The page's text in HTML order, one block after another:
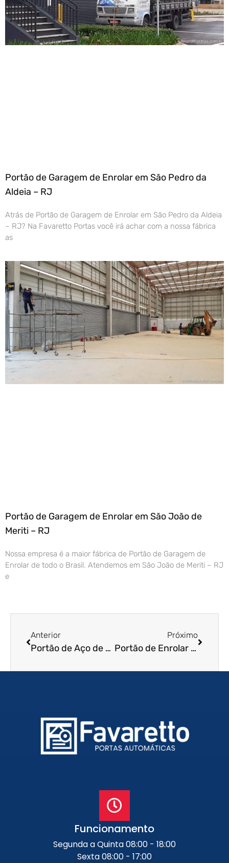
Portão de Garagem de Enrolar em São Pedro da
Aldeia – RJ
Atrás de Portão de Garagem de Enrolar em São Pedro da Aldeia
– RJ? Na Favaretto Portas você irá achar com a nossa fábrica
as
Portão de Garagem de Enrolar em São João de
Meriti – RJ
Nossa empresa é a maior fábrica de Portão de Garagem de
Enrolar de todo o Brasil. Atendemos em São João de Meriti – RJ
e
Anterior
Portão de Aço de Enrolar em Poá – SP
Próximo
Portão de Enrolar Automático em Itu – SP
Funcionamento
Segunda a Quinta 08:00 - 18:00
Sexta 08:00 - 17:00